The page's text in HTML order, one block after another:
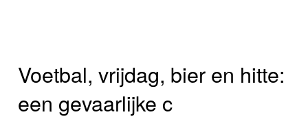
Voetbal, vrijdag, bier en hitte:
een gevaarlijke c